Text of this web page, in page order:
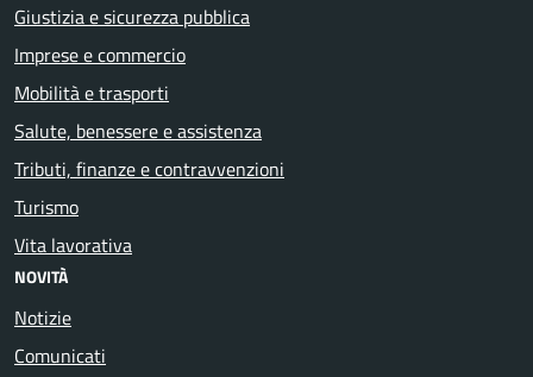
Giustizia e sicurezza pubblica
Imprese e commercio
Mobilità e trasporti
Salute, benessere e assistenza
Tributi, finanze e contravvenzioni
Turismo
Vita lavorativa
NOVITÀ
Notizie
Comunicati